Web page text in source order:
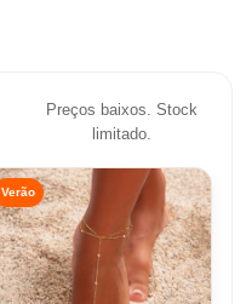
Preços baixos. Stock
limitado.
Verão